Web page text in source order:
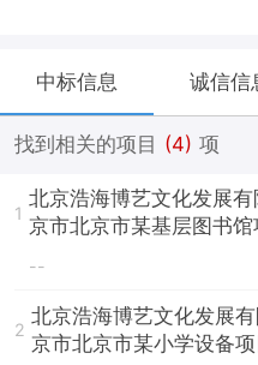
中标信息 诚信信
找到相关的项目 (4) 项
1
北京浩海博艺文化发展
京市北京市某基层图书馆
--
2
北京浩海博艺文化发展
京市北京市某小学设备项